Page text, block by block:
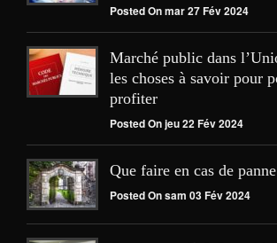
Posted On mar 27 Fév 2024
Marché public dans
les choses à savoir pour
profiter
Posted On jeu 22 Fév 2024
Que faire en cas de
Posted On sam 03 Fév 2024